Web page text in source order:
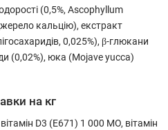
(0,5%, Ascophyllum
кальцію), екстракт
0,025%), β-глюкани
(0,02%), юка (Mojave yucca)
на кг
D3 (E671) 1 000 MO, вітамін